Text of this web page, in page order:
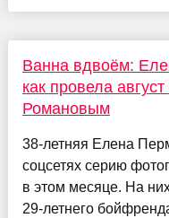
Ванна вдвоём:
как провела
Романовым
38-летняя Елена
соцсетях серию
в этом месяце. На
29-летнего